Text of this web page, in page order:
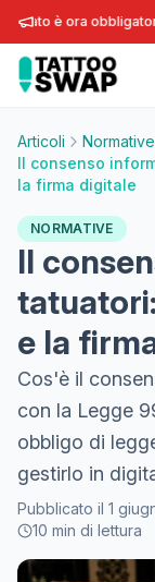
ora obbligatorio, gli
Articoli
Normative
Il consenso
la firma digitale
NORMATIVE
Il
e la
Cos'è il
con la Legge
obbligo di
gestirlo in
Pubblicato il 1
10 min di lettura